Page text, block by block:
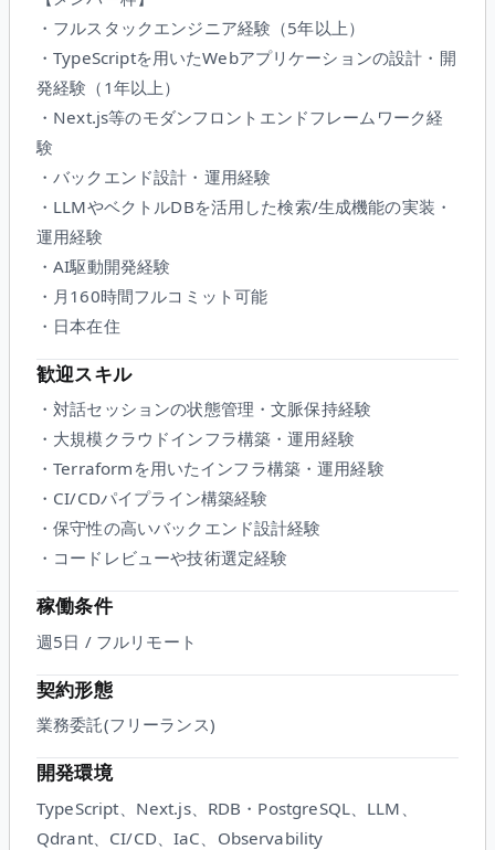
・フルスタックエンジニア経験（5年以上）
・TypeScriptを用いたWebアプリケーションの設計・開
発経験（1年以上）
・Next.js等のモダンフロントエンドフレームワーク経
験
・バックエンド設計・運用経験
・LLMやベクトルDBを活用した検索/生成機能の実装・
運用経験
・AI駆動開発経験
・月160時間フルコミット可能
・日本在住
歓迎スキル
・対話セッションの状態管理・文脈保持経験
・大規模クラウドインフラ構築・運用経験
・Terraformを用いたインフラ構築・運用経験
・CI/CDパイプライン構築経験
・保守性の高いバックエンド設計経験
・コードレビューや技術選定経験
稼働条件
週5日 / フルリモート
契約形態
業務委託(フリーランス)
開発環境
TypeScript、Next.js、RDB・PostgreSQL、LLM、
Qdrant、CI/CD、IaC、Observability